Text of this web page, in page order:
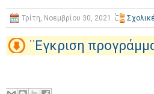
Τρίτη, Νοεμβρίου 30, 2021
¨Εγκριση